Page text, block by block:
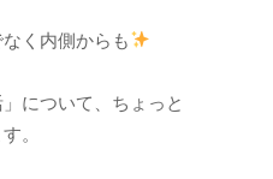
く内側からも
について、ちょっと
。